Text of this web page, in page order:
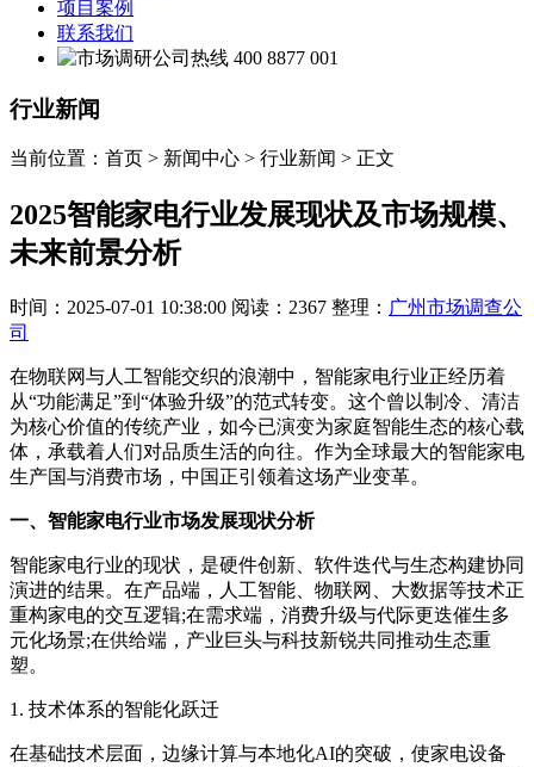
项目案例
联系我们
400 8877 001
行业新闻
当前位置：首页 > 新闻中心 > 行业新闻 > 正文
2025智能家电行业发展现状及市场规模、
未来前景分析
时间：2025-07-01 10:38:00 阅读：2367 整理： 广州市场调查公
司
在物联网与人工智能交织的浪潮中，智能家电行业正经历着
从“功能满足”到“体验升级”的范式转变。这个曾以制冷、清洁
为核心价值的传统产业，如今已演变为家庭智能生态的核心载
体，承载着人们对品质生活的向往。作为全球最大的智能家电
生产国与消费市场，中国正引领着这场产业变革。
一、智能家电行业市场发展现状分析
智能家电行业的现状，是硬件创新、软件迭代与生态构建协同
演进的结果。在产品端，人工智能、物联网、大数据等技术正
重构家电的交互逻辑;在需求端，消费升级与代际更迭催生多
元化场景;在供给端，产业巨头与科技新锐共同推动生态重
塑。
1. 技术体系的智能化跃迁
在基础技术层面，边缘计算与本地化AI的突破，使家电设备